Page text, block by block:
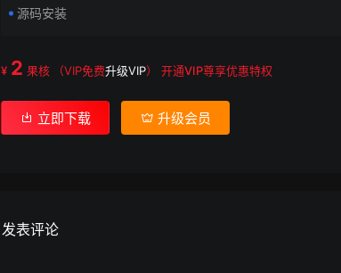
源码安装
¥ 2 果核 （VIP免费升级VIP）开通VIP尊享优惠特权
立即下载 升级会员
发表评论